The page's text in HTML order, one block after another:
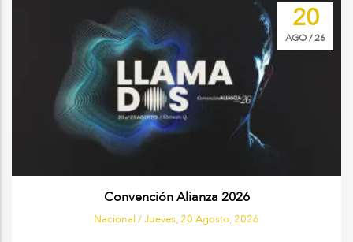
20
AGO / 26
Convención Alianza 2026
Nacional /Jueves, 20 Agosto, 2026